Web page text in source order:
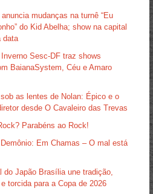
mudanças na turnê “Eu
do Kid Abelha; show na capital
data
Sesc-DF traz shows
BaianaSystem, Céu e Amaro
as lentes de Nolan: Épico e o
desde O Cavaleiro das Trevas
Parabéns ao Rock!
Em Chamas – O mal está
do Japão Brasília une tradição,
torcida para a Copa de 2026